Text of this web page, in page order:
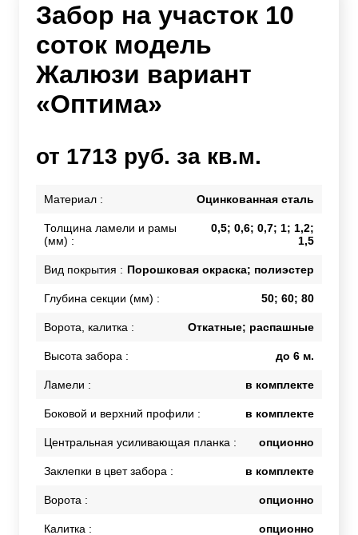
Забор на участок 10
соток модель
Жалюзи вариант
«Оптима»
от 1713 руб. за кв.м.
Материал : Оцинкованная сталь
Толщина ламели и рамы
(мм) :
0,5; 0,6; 0,7; 1; 1,2;
1,5
Вид покрытия : Порошковая окраска; полиэстер
Глубина секции (мм) : 50; 60; 80
Ворота, калитка : Откатные; распашные
Высота забора : до 6 м.
Ламели : в комплекте
Боковой и верхний профили : в комплекте
Центральная усиливающая планка : опционно
Заклепки в цвет забора : в комплекте
Ворота : опционно
Калитка : опционно